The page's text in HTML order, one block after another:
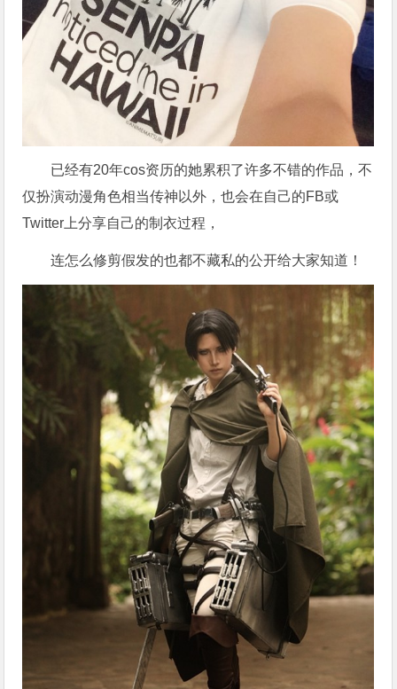
已经有20年cos资历的她累积了许多不错的作品，不
仅扮演动漫角色相当传神以外，也会在自己的FB或
Twitter上分享自己的制衣过程，
连怎么修剪假发的也都不藏私的公开给大家知道！